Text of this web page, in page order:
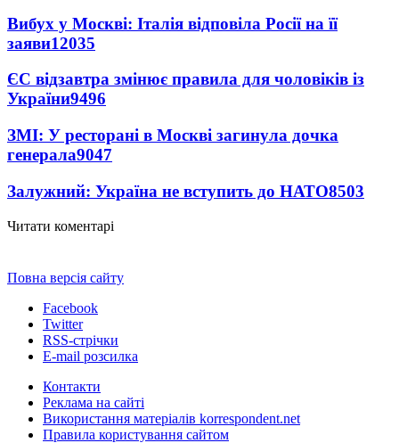
Вибух у Москві: Італія відповіла Росії на її
заяви12035
ЄС відзавтра змінює правила для чоловіків із
України9496
ЗМІ: У ресторані в Москві загинула дочка
генерала9047
Залужний: Україна не вступить до НАТО8503
Читати коментарі
Повна версія сайту
Facebook
Twitter
RSS-стрічки
E-mail розсилка
Контакти
Реклама на сайті
Використання матеріалів korrespondent.net
Правила користування сайтом